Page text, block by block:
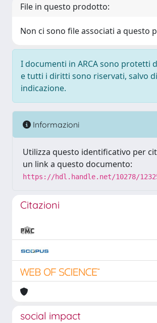
File in questo prodotto:
Non ci sono file associati a questo
I documenti in ARCA sono protetti
e tutti i diritti sono riservati, salvo
indicazione.
Informazioni
Utilizza questo identificativo per
un link a questo documento:
https://hdl.handle.net/10278/
Citazioni
social impact